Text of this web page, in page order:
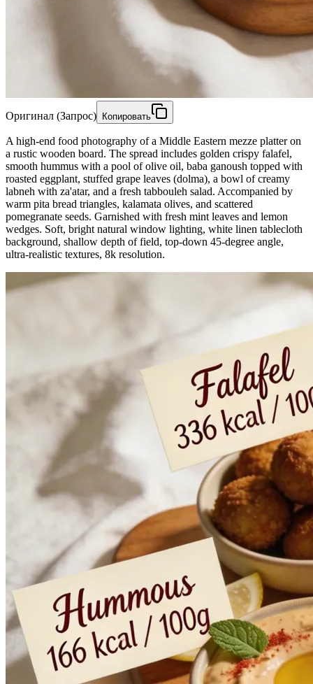
Оригинал (Запрос) Копировать
A high-end food photography of a Middle Eastern mezze platter on
a rustic wooden board. The spread includes golden crispy falafel,
smooth hummus with a pool of olive oil, baba ganoush topped with
roasted eggplant, stuffed grape leaves (dolma), a bowl of creamy
labneh with za'atar, and a fresh tabbouleh salad. Accompanied by
warm pita bread triangles, kalamata olives, and scattered
pomegranate seeds. Garnished with fresh mint leaves and lemon
wedges. Soft, bright natural window lighting, white linen tablecloth
background, shallow depth of field, top-down 45-degree angle,
ultra-realistic textures, 8k resolution.